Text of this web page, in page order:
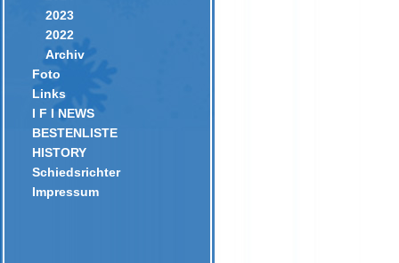
2023
2022
Archiv
Foto
Links
I F I NEWS
BESTENLISTE
HISTORY
Schiedsrichter
Impressum